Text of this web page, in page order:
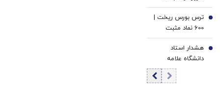
مرداد ۱۴۰۵/افزایش
قیمت طلا
ترس بورس ریخت |
600 نماد مثبت
شدند | ورود 2.2
همت پول حقیقی
به بازار سهام |
ارزش معاملات به
بیش از 36 همت
6
​هشدار استاد
دانشگاه علامه
درباره تغییر نظم
جهانی | ترامپ «یک
7